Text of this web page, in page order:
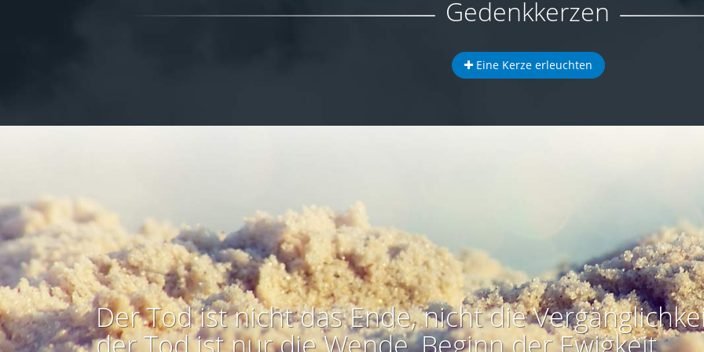
Gedenkkerzen
Eine Kerze erleuchten
Der Tod ist nicht das Ende, nicht die